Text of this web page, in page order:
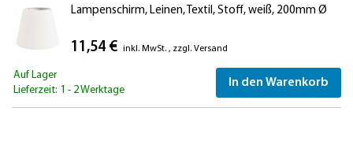
Lampenschirm, Leinen, Textil, Stoff, weiß, 200mm Ø
11,54 € inkl. MwSt. , zzgl. Versand
Auf Lager
Lieferzeit: 1 - 2 Werktage
In den Warenkorb